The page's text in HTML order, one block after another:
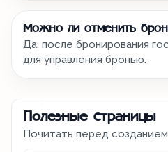
Можно ли отменить
Да, после бронирования
для управления бронью.
Полезные страницы
Почитать перед созданием